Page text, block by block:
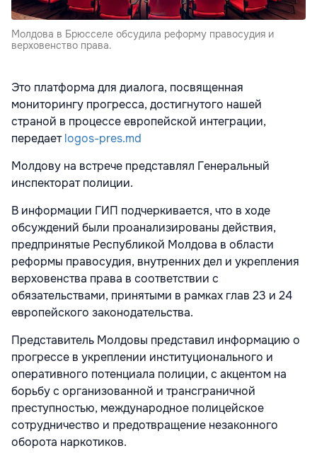
Молдова в Брюсселе обсудила реформу правосудия и
верховенство права.
Это платформа для диалога, посвященная
мониторингу прогресса, достигнутого нашей
страной в процессе европейской интеграции,
передаетlogos-pres.md
Молдову на встрече представлял Генеральный
инспекторат полиции.
В информации ГИП подчеркивается, что в ходе
обсуждений были проанализированы действия,
предпринятые Республикой Молдова в области
реформы правосудия, внутренних дел и укрепления
верховенства права в соответствии с
обязательствами, принятыми в рамках глав 23 и 24
европейского законодательства.
Представитель Молдовы представил информацию о
прогрессе в укреплении институционального и
оперативного потенциала полиции, с акцентом на
борьбу с организованной и трансграничной
преступностью, международное полицейское
сотрудничество и предотвращение незаконного
оборота наркотиков.